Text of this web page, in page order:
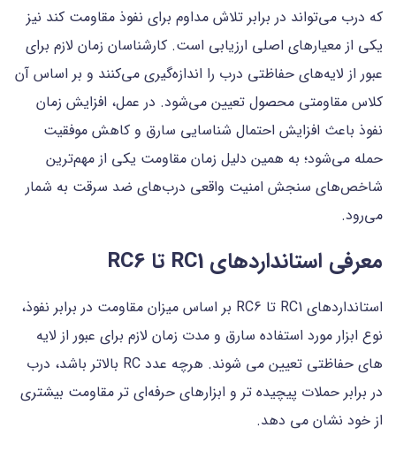
که درب می‌تواند در برابر تلاش مداوم برای نفوذ مقاومت کند نیز
یکی از معیارهای اصلی ارزیابی است. کارشناسان زمان لازم برای
عبور از لایه‌های حفاظتی درب را اندازه‌گیری می‌کنند و بر اساس آن
کلاس مقاومتی محصول تعیین می‌شود. در عمل، افزایش زمان
نفوذ باعث افزایش احتمال شناسایی سارق و کاهش موفقیت
حمله می‌شود؛ به همین دلیل زمان مقاومت یکی از مهم‌ترین
شاخص‌های سنجش امنیت واقعی درب‌های ضد سرقت به شمار
می‌رود.
معرفی استانداردهای RC1 تا RC6
استانداردهای RC1 تا RC6 بر اساس میزان مقاومت در برابر نفوذ،
نوع ابزار مورد استفاده سارق و مدت زمان لازم برای عبور از لایه
های حفاظتی تعیین می شوند. هرچه عدد RC بالاتر باشد، درب
در برابر حملات پیچیده تر و ابزارهای حرفه‌ای تر مقاومت بیشتری
از خود نشان می دهد.